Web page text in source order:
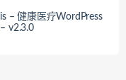
– 健康医疗WordPress
v2.3.0